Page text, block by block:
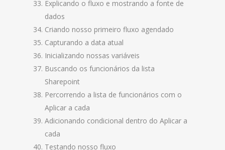
Explicando o fluxo e mostrando a fonte de
dados
Criando nosso primeiro fluxo agendado
Capturando a data atual
Inicializando nossas variáveis
Buscando os funcionários da lista
Sharepoint
Percorrendo a lista de funcionários com o
Aplicar a cada
Adicionando condicional dentro do Aplicar a
cada
Testando nosso fluxo